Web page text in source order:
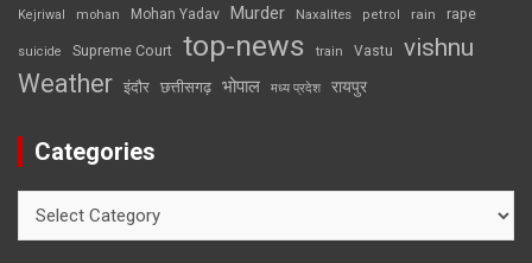
Kejriwal mohan Mohan Yadav Murder Naxalites petrol rain rape
suicide Supreme Court top-news train Vastu vishnu
Weather इंदौर छत्तीसगढ़ भोपाल मध्य प्रदेश रायपुर
Categories